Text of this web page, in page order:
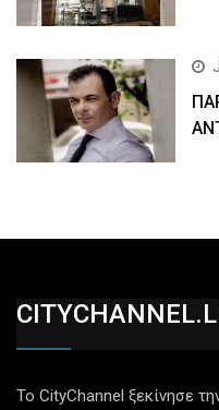
Το CityChannel ξεκίνησε